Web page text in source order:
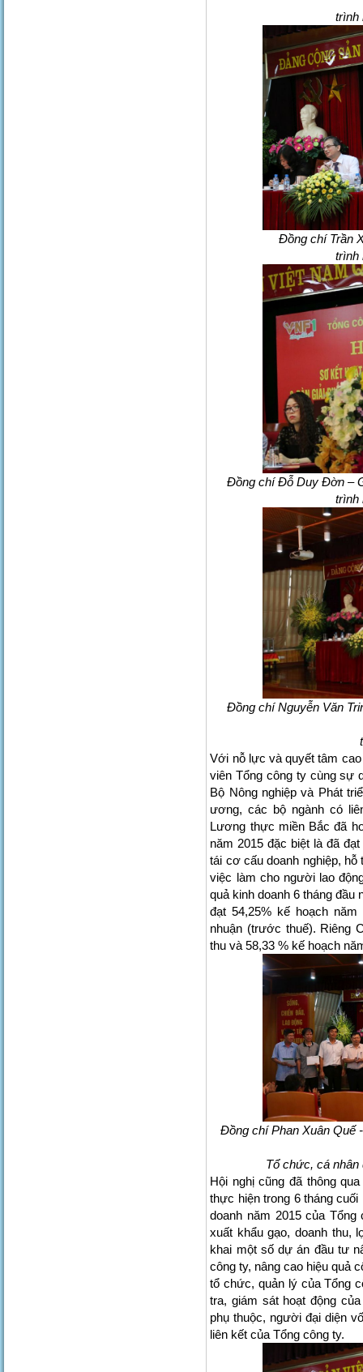
trình
Đồng chí Trần
trình
Đồng chí Đỗ Duy Đờn –
trình
Đồng chí Nguyễn Văn
Với nỗ lực và quyết tâm
viên Tổng công ty cùng sự
Bộ Nông nghiệp và Phát
ương, các bộ ngành có
Lương thực miền Bắc đã
năm 2015 đặc biệt là đã
tái cơ cấu doanh nghiệp,
việc làm cho người lao
quả kinh doanh 6 tháng
đạt 54,25% kế hoạch
nhuận (trước thuế). Riêng
thu và 58,33 % kế hoạch
Đồng chí Phan Xuân Quế
Tổ chức, cá nhân
Hội nghị cũng đã thông
thực hiện trong 6 tháng
doanh năm 2015 của
xuất khẩu gạo, doanh thu,
khai một số dự án đầu tư
công ty, nâng cao hiệu quả
tổ chức, quản lý của Tổng
tra, giám sát hoạt động
phụ thuộc, người đại diện
liên kết của Tổng công ty.